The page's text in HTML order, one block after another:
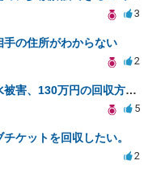
3
の住所がわからない
2
上階の水出しっぱなしによる漏水被害、130万円の回収方法を相談したい
5
ケットを回収したい。
2